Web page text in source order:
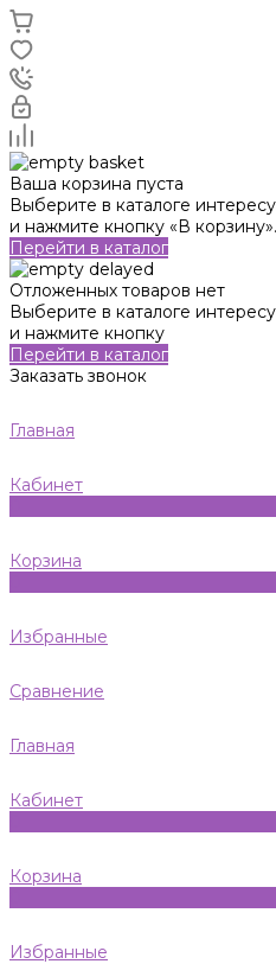
Ваша корзина пуста
Выберите в каталоге
и нажмите кнопку «В корзину».
Перейти в каталог
Отложенных товаров нет
Выберите в каталоге
и нажмите кнопку
Перейти в каталог
Заказать звонок
Главная
Кабинет
Корзина
Избранные
Сравнение
Главная
Кабинет
Корзина
Избранные